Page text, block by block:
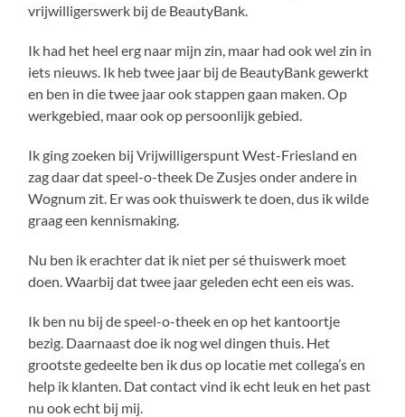
vrijwilligerswerk bij de BeautyBank.
Ik had het heel erg naar mijn zin, maar had ook wel zin in
iets nieuws. Ik heb twee jaar bij de BeautyBank gewerkt
en ben in die twee jaar ook stappen gaan maken. Op
werkgebied, maar ook op persoonlijk gebied.
Ik ging zoeken bij Vrijwilligerspunt West-Friesland en
zag daar dat speel-o-theek De Zusjes onder andere in
Wognum zit. Er was ook thuiswerk te doen, dus ik wilde
graag een kennismaking.
Nu ben ik erachter dat ik niet per sé thuiswerk moet
doen. Waarbij dat twee jaar geleden echt een eis was.
Ik ben nu bij de speel-o-theek en op het kantoortje
bezig. Daarnaast doe ik nog wel dingen thuis. Het
grootste gedeelte ben ik dus op locatie met collega’s en
help ik klanten. Dat contact vind ik echt leuk en het past
nu ook echt bij mij.